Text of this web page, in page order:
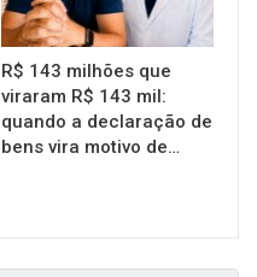
R$ 143 milhões que
viraram R$ 143 mil:
quando a declaração de
bens vira motivo de…